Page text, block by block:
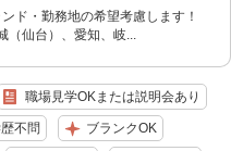
ド・勤務地の希望考慮します！
（仙台）、愛知、岐...
職場見学OKまたは説明会あり
不問 ブランクOK